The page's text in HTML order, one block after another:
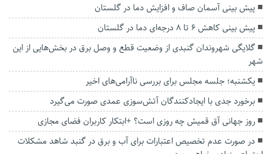
پیش بینی آسمان صاف و افزایش دما در گلستان
پیش بینی کاهش ۶ تا ۸ درجه‌ای دما در گلستان
گلایگی شهروندان گنبدی از وضعیت قطع و وصل برق در بخش‌هایی از این
شهر
یکشنبه؛ جلسه مجلس برای بررسی ناآرامی‌های اخیر
برخورد جدی با ایجادکنندگان آتش‌سوزی عمدی صورت می‌گیرد
روز جهانی آق قمیش چه روزی است؟ +ابتکار کاربران فضای مجازی
در صورت عدم تخصیص اعتبارات برای آب و برق در گنبد شاهد مشکلات